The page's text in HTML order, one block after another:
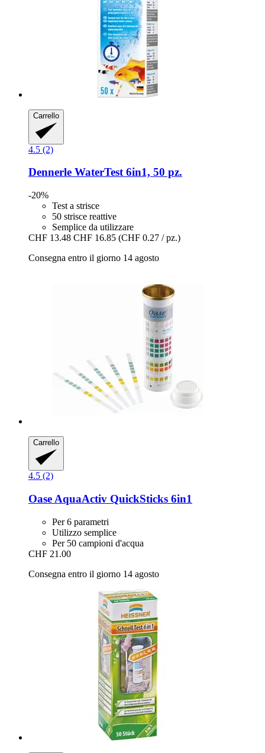
Carrello
4.5 (2)
Dennerle WaterTest 6in1, 50 pz.
-20%
Test a strisce
50 strisce reattive
Semplice da utilizzare
CHF 13.48 CHF 16.85 (CHF 0.27 / pz.)
Consegna entro il giorno 14 agosto
Carrello
4.5 (2)
Oase AquaActiv QuickSticks 6in1
Per 6 parametri
Utilizzo semplice
Per 50 campioni d'acqua
CHF 21.00
Consegna entro il giorno 14 agosto